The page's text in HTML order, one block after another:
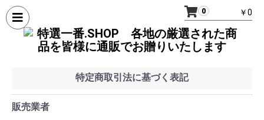
0 ￥0
特定商取引法に基づく表記
販売業者